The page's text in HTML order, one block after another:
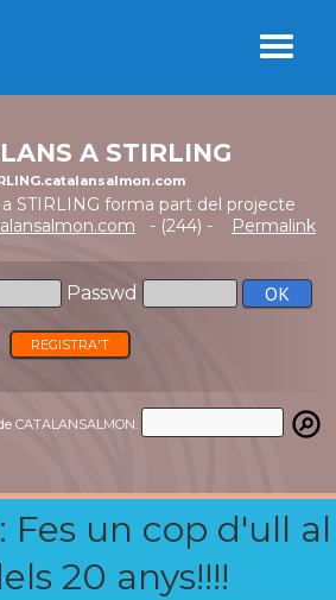
A STIRLING
a STIRLING forma part del projecte
- (244) -
Permalink
Passwd
REGISTRA'T
CATALANSALMON:
Fes un cop d'ull al
20 anys!!!!